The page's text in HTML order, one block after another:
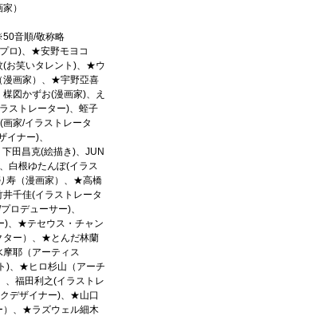
）
音順/敬称略
ロ)、★安野モヨコ
(お笑いタレント)、★ウ
漫画家）、★宇野亞喜
図かずお(漫画家)、え
ストレーター)、蛭子
家/イラストレータ
イナー)、
田昌克(絵描き)、JUN
白根ゆたんぽ(イラス
寿（漫画家）、★高橋
千佳(イラストレータ
ロデューサー)、
)、★テセウス・チャン
ター）、★とんだ林蘭
耶（アーティス
)、★ヒロ杉山（アーチ
、福田利之(イラストレ
デザイナー)、★山口
）、★ラズウェル細木